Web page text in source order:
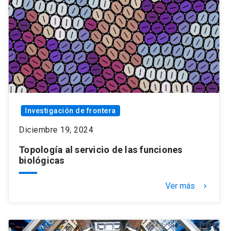
Investigación de frontera
Diciembre 19, 2024
Topología al servicio de las funciones
biológicas
Ver más keyboard_arrow_right